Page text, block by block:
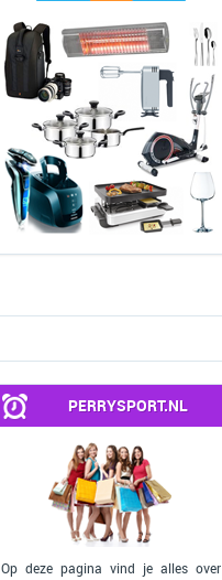
COMPUTERS
2
PERRYSPORT.NL
Op deze pagina vind je alles over